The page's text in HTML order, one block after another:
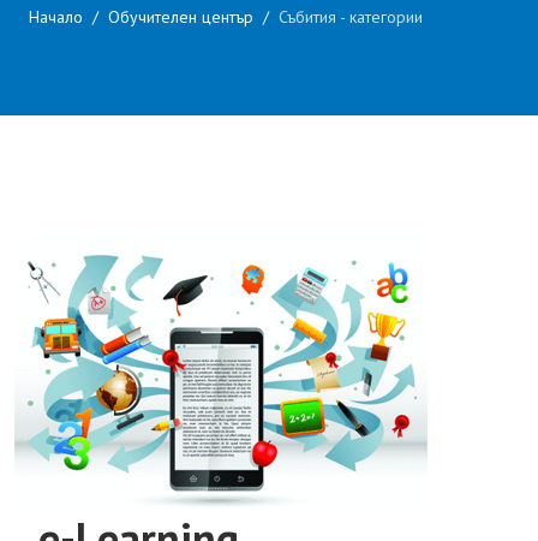
Начало Обучителен център Събития - категории